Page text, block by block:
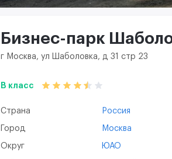
Бизнес-парк
г Москва, ул Шаболовка, д 31 стр 23
B класс
Страна Россия
Город Москва
Округ ЮАО